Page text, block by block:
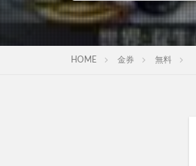
HOME 金券 無料